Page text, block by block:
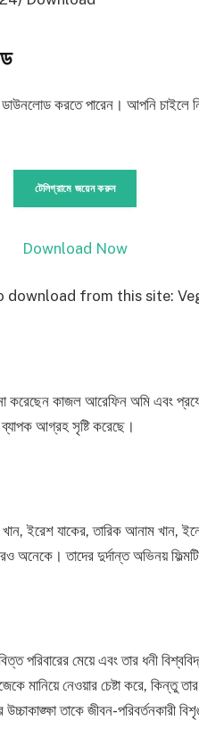
ডাউনলোড করতে পারেন। আপনি চাইলে
টেলিগ্রামে জয়েন করুন
Download Now
download from this site:
করেছেন কাজল আরেফিন অমি এবং
ব্যাপক আগ্রহ সৃষ্টি করেছে।
ইরেশ যাকের, তারিক আনাম খান,
তাদের দুর্দান্ত অভিনয়
পরিবারের মেয়ে এবং তার ধনী
মানিয়ে নেওয়ার চেষ্টা করে, কিন্তু
তাকে জীবন-পরিবর্তনকারী